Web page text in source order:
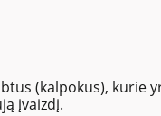
(kalpokus), kurie
įvaizdį.